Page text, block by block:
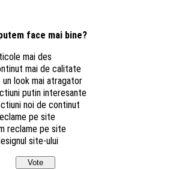
face mai bine?
mai des
mai de calitate
un look mai atragator
putin interesante
noi de continut
pe site
reclame pe site
site-ului